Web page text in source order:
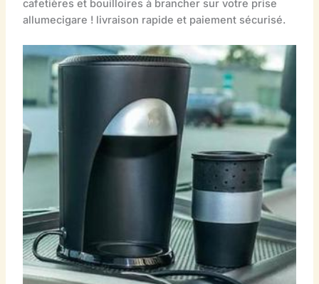
cafetières et bouilloires à brancher sur votre prise
allumecigare ! livraison rapide et paiement sécurisé.